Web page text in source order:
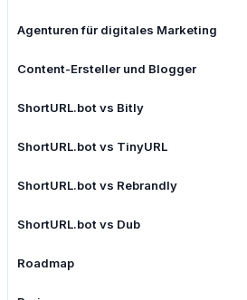
Agenturen für digitales Marketing
Content-Ersteller und Blogger
ShortURL.bot vs Bitly
ShortURL.bot vs TinyURL
ShortURL.bot vs Rebrandly
ShortURL.bot vs Dub
Roadmap